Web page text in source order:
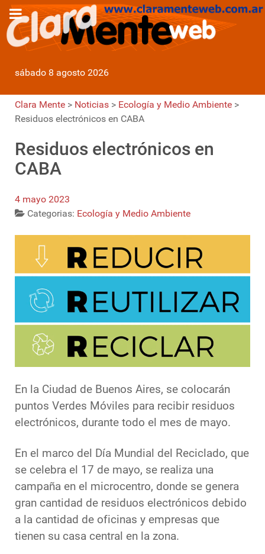
sábado 8 agosto 2026
Clara Mente > Noticias > Ecología y Medio Ambiente >
Residuos electrónicos en CABA
Residuos electrónicos en
CABA
4 mayo 2023
Categorias: Ecología y Medio Ambiente
En la Ciudad de Buenos Aires, se colocarán
puntos Verdes Móviles para recibir residuos
electrónicos, durante todo el mes de mayo.
En el marco del Día Mundial del Reciclado, que
se celebra el 17 de mayo, se realiza una
campaña en el microcentro, donde se genera
gran cantidad de residuos electrónicos debido
a la cantidad de oficinas y empresas que
tienen su casa central en la zona.